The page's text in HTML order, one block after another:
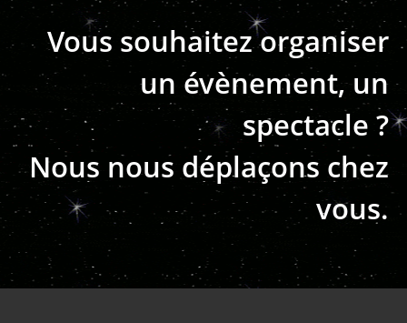
Vous souhaitez organiser
un évènement, un
spectacle ?
Nous nous déplaçons chez
vous.